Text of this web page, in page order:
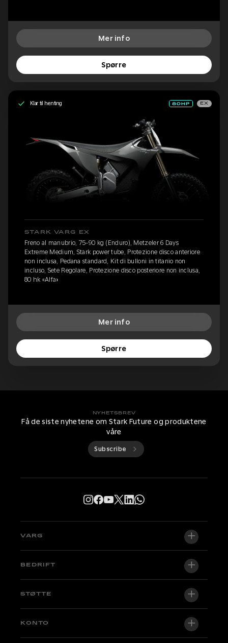
Mer info
Spørre
Klar til henting EX
STARK VARG EX
Freno al manubrio, 75-90 kg (Enduro), Metzeler 6 Days
Extreme Medium, Stark power tube, Protezione disco anteriore
non inclusa, Pedana standard, Kit di bulloni in titanio non
incluso, Sete Regolare, Protezione disco posteriore non inclusa,
80 hk «Alfa»
Mer info
Spørre
NYHETSBREV
Få de siste nyhetene om Stark Future og produktene
våre
Subscribe
VARG
VARG EX
Factory Edition
Sykler på lager
BEDRIFT
Om oss
STØTTE
Støttesentral
KONTO